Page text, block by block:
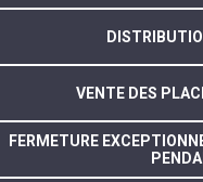
VENTE DES
FERMETURE